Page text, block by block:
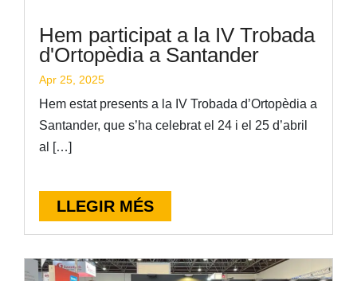
Hem participat a la IV Trobada
d'Ortopèdia a Santander
Apr 25, 2025
Hem estat presents a la IV Trobada d’Ortopèdia a
Santander, que s’ha celebrat el 24 i el 25 d’abril
al […]
LLEGIR MÉS